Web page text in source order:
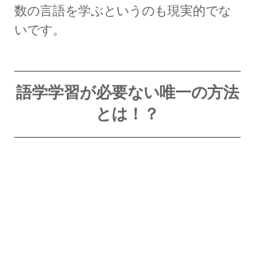
数の言語を学ぶというのも現実的でな
いです。
語学学習が必要ない唯一の方法
とは！？